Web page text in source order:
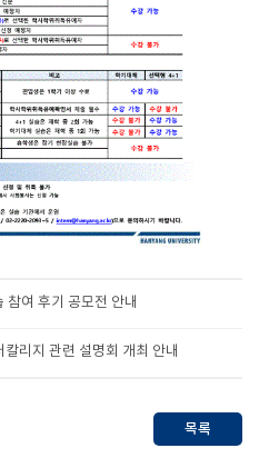
여 후기 공모전 안내
칼리지 관련 설명회 개최 안내
목록